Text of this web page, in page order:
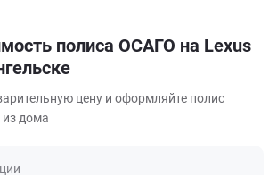
полиса ОСАГО на Lexus
цену и оформляйте полис
дома